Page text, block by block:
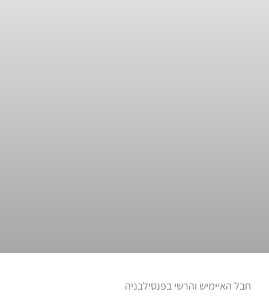
חבל האיימיש והרשי בפנסילבניה